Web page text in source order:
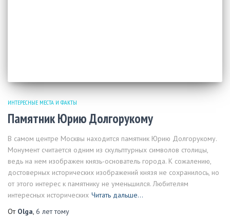
ИНТЕРЕСНЫЕ МЕСТА И ФАКТЫ
Памятник Юрию Долгорукому
В самом центре Москвы находится памятник Юрию Долгорукому.
Монумент считается одним из скульптурных символов столицы,
ведь на нем изображен князь-основатель города. К сожалению,
достоверных исторических изображений князя не сохранилось, но
от этого интерес к памятнику не уменьшился. Любителям
интересных исторических Читать дальше…
От Olga, 6 леттому